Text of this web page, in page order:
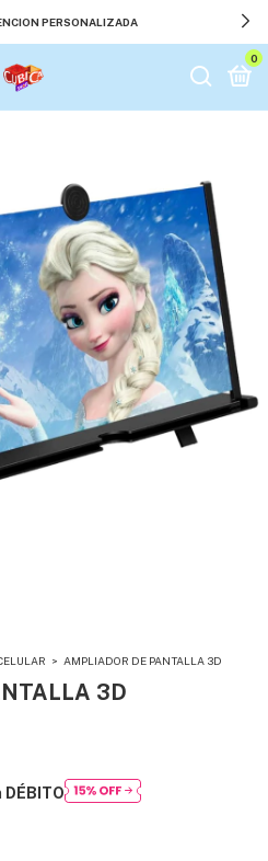
PERSONALIZADA
0
> AMPLIADOR DE PANTALLA 3D
3D
DÉBITO